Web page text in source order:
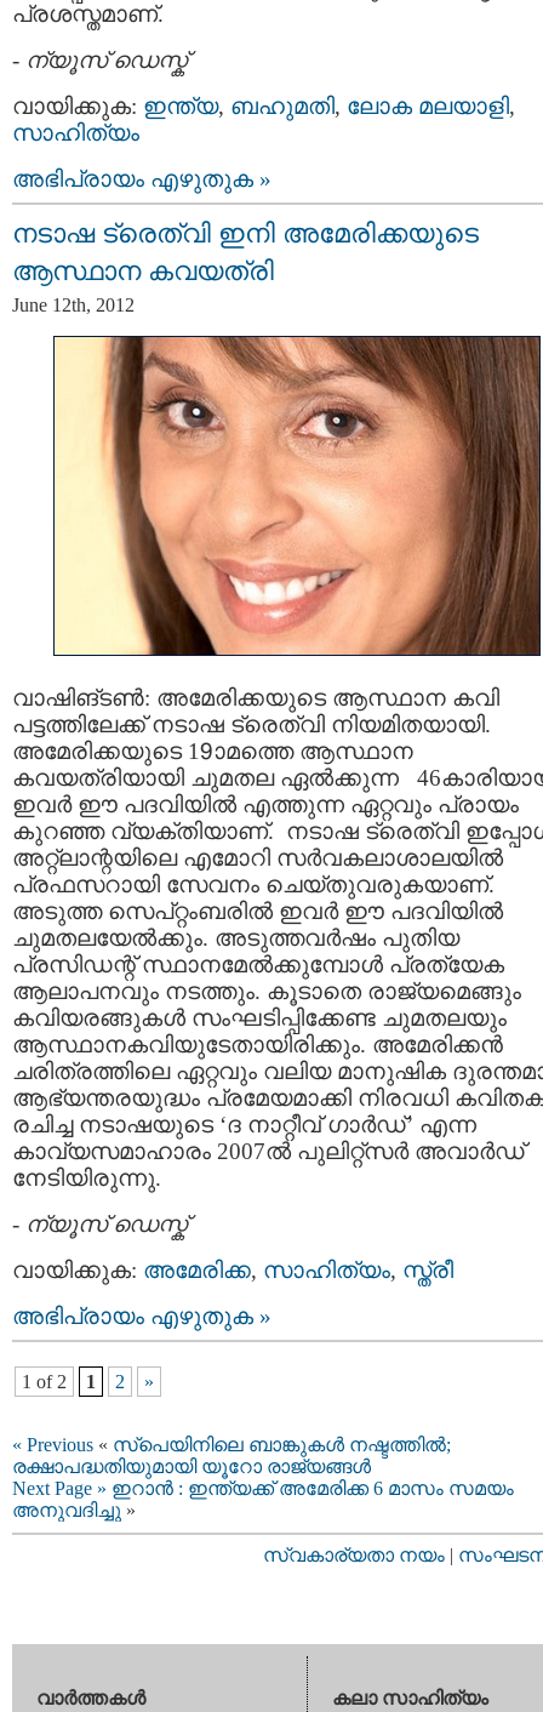
പ്രശസ്തമാണ്.
- ന്യൂസ് ഡെസ്ക്
വായിക്കുക: ഇന്ത്യ, ബഹുമതി, ലോക മലയാളി,
സാഹിത്യം
അഭിപ്രായം എഴുതുക »
നടാഷ ട്രെത്വി ഇനി അമേരിക്കയുടെ
ആസ്ഥാന കവയത്രി
June 12th, 2012
വാഷിങ്ടണ്‍: അമേരിക്കയുടെ ആസ്ഥാന കവി
പട്ടത്തിലേക്ക് നടാഷ ട്രെത്വി നിയമിതയായി.
അമേരിക്കയുടെ 19ാമത്തെ ആസ്ഥാന
കവയത്രിയായി ചുമതല ഏല്‍ക്കുന്ന
ഇവര്‍ ഈ പദവിയില്‍ എത്തുന്ന ഏറ്റവും പ്രായം
കുറഞ്ഞ വ്യക്തിയാണ്. നടാഷ ട്രെത്വി
അറ്റ്ലാന്റയിലെ എമോറി സര്‍വകലാശാലയില്‍
പ്രഫസറായി സേവനം ചെയ്തുവരുകയാണ്.
അടുത്ത സെപ്റ്റംബരില്‍ ഇവര്‍ ഈ പദവിയില്‍
ചുമതലയേല്‍ക്കും. അടുത്തവര്‍ഷം പുതിയ
പ്രസിഡന്റ് സ്ഥാനമേല്‍ക്കുമ്പോള്‍ പ്രത്യേക
ആലാപനവും നടത്തും. കൂടാതെ രാജ്യമെങ്ങും
കവിയരങ്ങുകള്‍ സംഘടിപ്പിക്കേണ്ട ചുമതലയും
ആസ്ഥാനകവിയുടേതായിരിക്കും. അമേരിക്കന്‍
ചരിത്രത്തിലെ ഏറ്റവും വലിയ മാനുഷിക
ആഭ്യന്തരയുദ്ധം പ്രമേയമാക്കി നിരവധി
രചിച്ച നടാഷയുടെ ‘ദ നാറ്റീവ് ഗാര്‍ഡ്’ എന്ന
കാവ്യസമാഹാരം 2007ല്‍ പുലിറ്റ്സര്‍ അവാര്‍ഡ്
നേടിയിരുന്നു.
- ന്യൂസ് ഡെസ്ക്
വായിക്കുക: അമേരിക്ക, സാഹിത്യം, സ്ത്രീ
അഭിപ്രായം എഴുതുക »
1 of 2 1 2 »
« Previous « സ്പെയിനിലെ ബാങ്കുകള്‍ നഷ്ടത്തില്‍;
രക്ഷാപദ്ധതിയുമായി യൂറോ രാജ്യങ്ങള്‍
Next Page » ഇറാൻ : ഇന്ത്യക്ക് അമേരിക്ക 6 മാസം സമയം
അനുവദിച്ചു »
സ്വകാര്യതാ നയം |
വാര്‍ത്തകള്‍ കലാ സാഹിത്യം